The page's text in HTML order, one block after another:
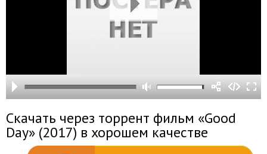
Скачать через торрент фильм «Good
Day» (2017) в хорошем качестве